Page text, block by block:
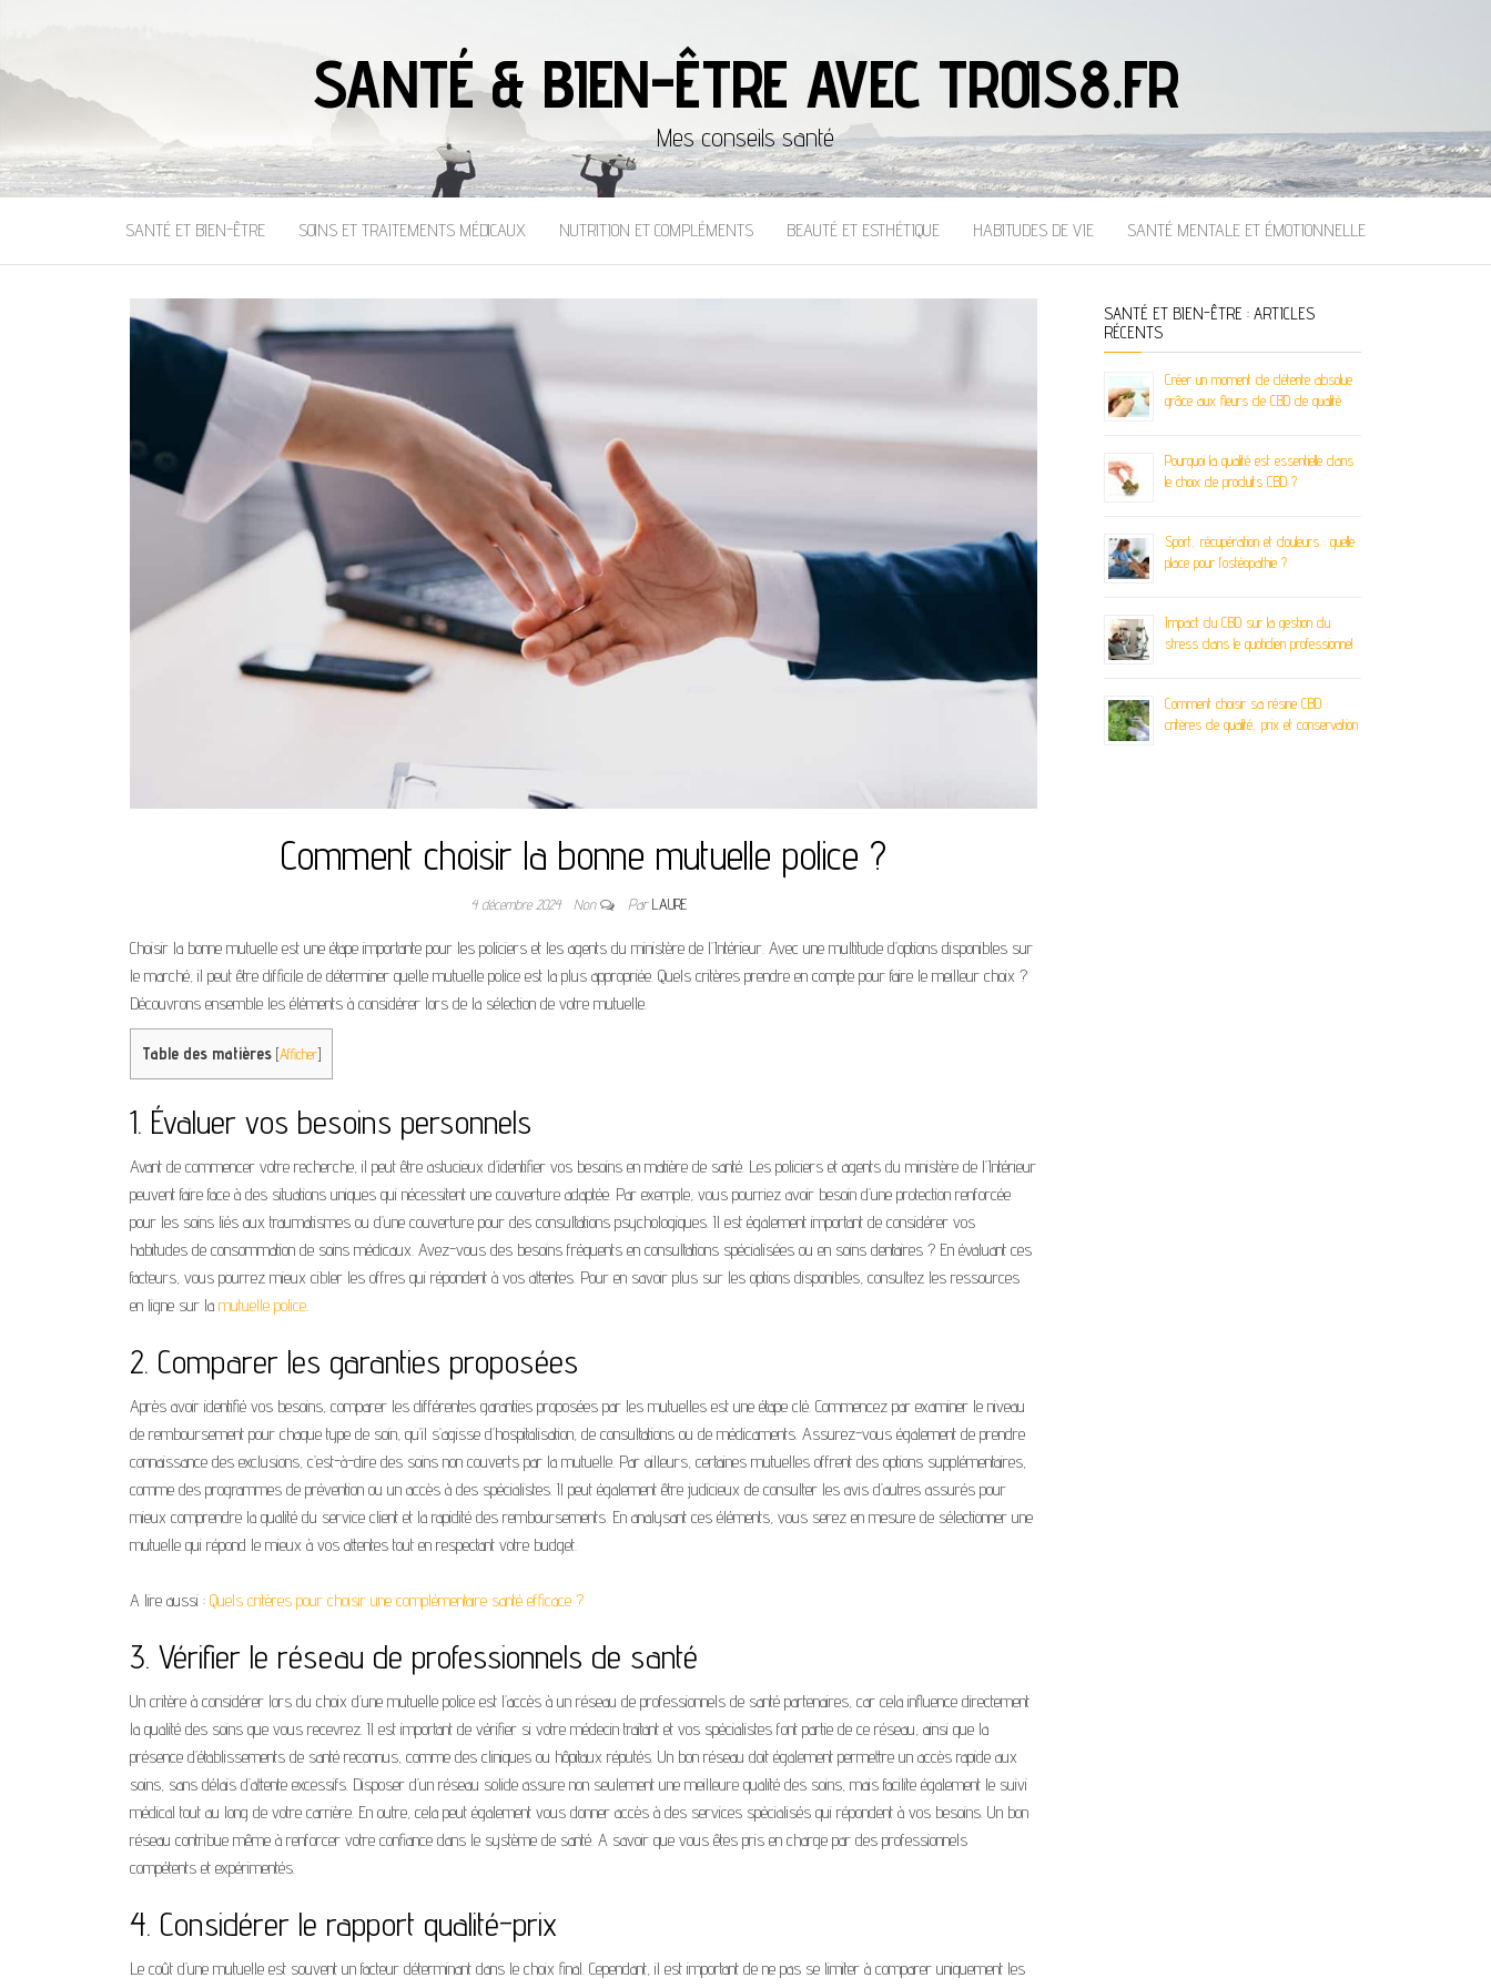
SANTÉ & BIEN-ÊTRE AVEC TROIS8.FR
Mes conseils santé
SANTÉ ET BIEN-ÊTRE SOINS ET TRAITEMENTS MÉDICAUX NUTRITION ET COMPLÉMENTS BEAUTÉ ET ESTHÉTIQUE HABITUDES DE VIE SANTÉ MENTALE ET ÉMOTIONNELLE
Comment choisir la bonne mutuelle police ?
4 décembre 2024 Non ParLAURE
Choisir la bonne mutuelle est une étape importante pour les policiers et les agents du ministère de l’Intérieur. Avec une multitude d’options disponibles sur
le marché, il peut être difficile de déterminer quelle mutuelle police est la plus appropriée. Quels critères prendre en compte pour faire le meilleur choix ?
Découvrons ensemble les éléments à considérer lors de la sélection de votre mutuelle.
Table des matières [Afficher]
1. Évaluer vos besoins personnels
Avant de commencer votre recherche, il peut être astucieux d’identifier vos besoins en matière de santé. Les policiers et agents du ministère de l’Intérieur
peuvent faire face à des situations uniques qui nécessitent une couverture adaptée. Par exemple, vous pourriez avoir besoin d’une protection renforcée
pour les soins liés aux traumatismes ou d’une couverture pour des consultations psychologiques. Il est également important de considérer vos
habitudes de consommation de soins médicaux. Avez-vous des besoins fréquents en consultations spécialisées ou en soins dentaires ? En évaluant ces
facteurs, vous pourrez mieux cibler les offres qui répondent à vos attentes. Pour en savoir plus sur les options disponibles, consultez les ressources
en ligne sur la mutuelle police
2. Comparer les garanties proposées
Après avoir identifié vos besoins, comparer les différentes garanties proposées par les mutuelles est une étape clé. Commencez par examiner le niveau
de remboursement pour chaque type de soin, qu’il s’agisse d’hospitalisation, de consultations ou de médicaments. Assurez-vous également de prendre
connaissance des exclusions, c’est-à-dire des soins non couverts par la mutuelle. Par ailleurs, certaines mutuelles offrent des options supplémentaires,
comme des programmes de prévention ou un accès à des spécialistes. Il peut également être judicieux de consulter les avis d’autres assurés pour
mieux comprendre la qualité du service client et la rapidité des remboursements. En analysant ces éléments, vous serez en mesure de sélectionner une
mutuelle qui répond le mieux à vos attentes tout en respectant votre budget.
A lire aussi : Quels critères pour choisir une complémentaire santé efficace ?
3. Vérifier le réseau de professionnels de santé
Un critère à considérer lors du choix d’une mutuelle police est l’accès à un réseau de professionnels de santé partenaires, car cela influence directement
la qualité des soins que vous recevrez. Il est important de vérifier si votre médecin traitant et vos spécialistes font partie de ce réseau, ainsi que la
présence d’établissements de santé reconnus, comme des cliniques ou hôpitaux réputés. Un bon réseau doit également permettre un accès rapide aux
soins, sans délais d’attente excessifs. Disposer d’un réseau solide assure non seulement une meilleure qualité des soins, mais facilite également le suivi
médical tout au long de votre carrière. En outre, cela peut également vous donner accès à des services spécialisés qui répondent à vos besoins. Un bon
réseau contribue même à renforcer votre confiance dans le système de santé. A savoir que vous êtes pris en charge par des professionnels
compétents et expérimentés.
4. Considérer le rapport qualité-prix
Le coût d’une mutuelle est souvent un facteur déterminant dans le choix final. Cependant, il est important de ne pas se limiter à comparer uniquement les
SANTÉ ET BIEN-ÊTRE : ARTICLES
RÉCENTS
Créer un moment de détente absolue
grâce aux fleurs de CBD de qualité
Pourquoi la qualité est essentielle dans
le choix de produits CBD ?
Sport, récupération et douleurs : quelle
place pour l’ostéopathie ?
Impact du CBD sur la gestion du
stress dans le quotidien professionnel
Comment choisir sa résine CBD :
critères de qualité, prix et conservation